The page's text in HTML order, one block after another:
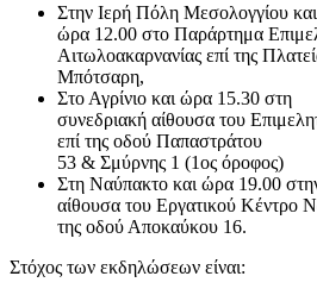
Στην Ιερή Πόλη Μεσολογγίου και
ώρα 12.00 στο Παράρτημα
Αιτωλοακαρνανίας επί της
Μπότσαρη,
Στο Αγρίνιο και ώρα 15.30 στη
συνεδριακή αίθουσα του
επί της οδού Παπαστράτου
53 & Σμύρνης 1 (1ος όροφος)
Στη Ναύπακτο και ώρα 19.00
αίθουσα του Εργατικού Κέντρο
της οδού Αποκαύκου 16.
Στόχος των εκδηλώσεων είναι: